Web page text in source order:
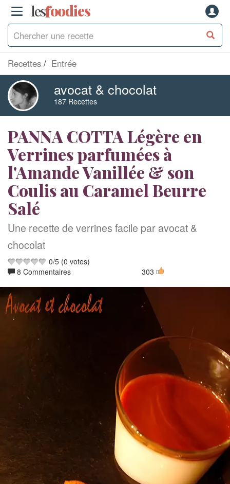
lesfoodies
Recettes Entrée
avocat & chocolat
187 Recettes
PANNA COTTA Légère en
Verrines parfumées à
l'Amande Vanillée & son
Coulis au Caramel Beurre
Salé
Une recette de verrines facile par avocat &
chocolat
0/5 (0 votes)
8 Commentaires
303